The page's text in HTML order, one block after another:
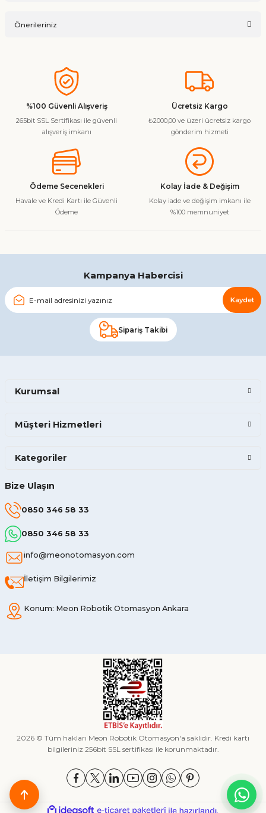
Önerileriniz
konularda yetersiz gördüğünüz noktaları öneri formunu
kullanarak tarafımıza iletebilirsiniz.
Görüş ve önerileriniz için teşekkür ederiz.
Ürün resmi kalitesiz, bozuk veya görüntülenemiyor.
Ürün bilgilerinde hatalar bulunuyor.
Ürün fiyatı diğer sitelerden daha pahalı.
Gönder
%100 Güvenli Alışveriş
265bit SSL Sertifikası ile güvenli
alışveriş imkanı
Ücretsiz Kargo
₺2000,00 ve üzeri ücretsiz kargo
gönderim hizmeti
Ödeme Secenekleri
Havale ve Kredi Kartı ile Güvenli
Ödeme
Kolay İade & Değişim
Kolay iade ve değişim imkanı ile
%100 memnuniyet
Kampanya Habercisi
Kaydet
Sipariş Takibi
Bize Ulaşın
0850 346 58 33
0850 346 58 33
info@meonotomasyon.com
İletişim Bilgilerimiz
Konum: Meon Robotik Otomasyon Ankara
Kurumsal
Müşteri Hizmetleri
Kategoriler
2026 © Tüm hakları Meon Robotik Otomasyon'a saklıdır. Kredi kartı
bilgileriniz 256bit SSL sertifikası ile korunmaktadır.
ideasoft e-